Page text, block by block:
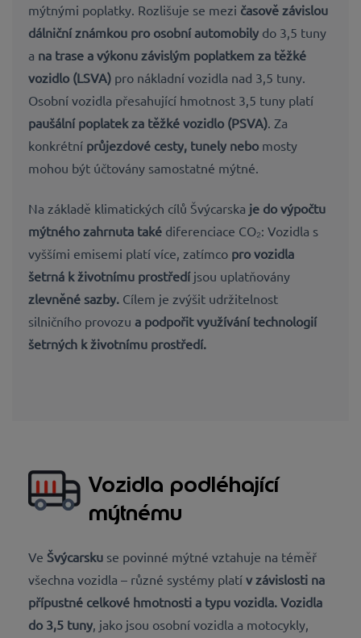
mýtnými poplatky. Rozlišuje se mezi časově závislou
dálniční známkou pro osobní automobily do 3,5 tuny
a na trase a výkonu závislým poplatkem za těžké
vozidlo (LSVA) pro nákladní vozidla nad 3,5 tuny.
Osobní vozidla přesahující hmotnost 3,5 tuny platí
paušální poplatek za těžké vozidlo (PSVA) . Za
konkrétní průjezdové cesty, tunely nebo mosty
mohou být účtovány samostatné mýtné.
Na základě klimatických cílů Švýcarska je do výpočtu
mýtného zahrnuta také diferenciace CO₂: Vozidla s
vyššími emisemi platí více, zatímco pro vozidla
šetrná k životnímu prostředíjsou uplatňovány
zlevněné sazby. Cílem je zvýšit udržitelnost
silničního provozu a podpořit využívání technologií
šetrných k životnímu prostředí.
Vozidla podléhající
mýtnému
Ve Švýcarsku se povinné mýtné vztahuje na téměř
všechna vozidla – různé systémy platí v závislosti na
přípustné celkové hmotnosti a typu vozidla. Vozidla
do 3,5 tuny , jako jsou osobní vozidla a motocykly,